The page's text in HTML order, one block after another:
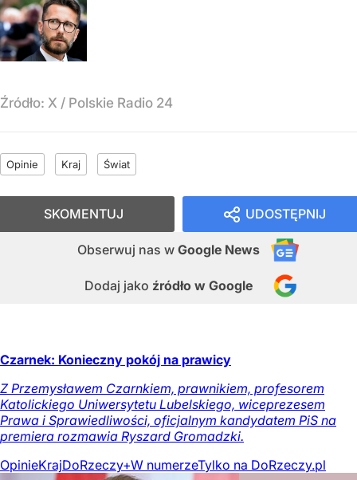
Źródło: X / Polskie Radio 24
Opinie Kraj Świat
UDOSTĘPNIJ
Obserwuj nas w Google News
Dodaj jako źródło w Google
SKOMENTUJ
Czarnek: Konieczny pokój na prawicy
Z Przemysławem Czarnkiem, prawnikiem, profesorem
Katolickiego Uniwersytetu Lubelskiego, wiceprezesem
Prawa i Sprawiedliwości, oficjalnym kandydatem PiS na
premiera rozmawia Ryszard Gromadzki.
OpinieKrajDoRzeczy+W numerzeTylko na DoRzeczy.pl